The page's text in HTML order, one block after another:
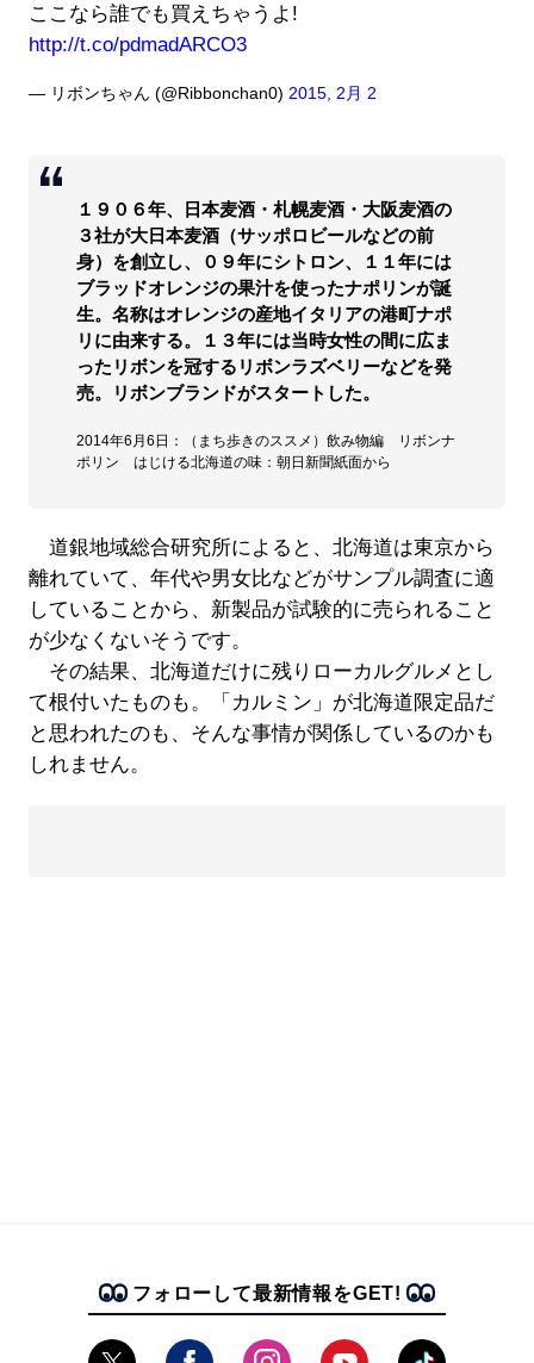
ここなら誰でも買えちゃうよ!
http://t.co/pdmadARCO3
— リボンちゃん (@Ribbonchan0) 2015, 2月 2
１９０６年、日本麦酒・札幌麦酒・大阪麦酒の
３社が大日本麦酒（サッポロビールなどの前
身）を創立し、０９年にシトロン、１１年には
ブラッドオレンジの果汁を使ったナポリンが誕
生。名称はオレンジの産地イタリアの港町ナポ
リに由来する。１３年には当時女性の間に広ま
ったリボンを冠するリボンラズベリーなどを発
売。リボンブランドがスタートした。
2014年6月6日：（まち歩きのススメ）飲み物編 リボンナ
ポリン はじける北海道の味：朝日新聞紙面から
道銀地域総合研究所によると、北海道は東京から
離れていて、年代や男女比などがサンプル調査に適
していることから、新製品が試験的に売られること
が少なくないそうです。
その結果、北海道だけに残りローカルグルメとし
て根付いたものも。「カルミン」が北海道限定品だ
と思われたのも、そんな事情が関係しているのかも
しれません。
フォローして最新情報をGET!